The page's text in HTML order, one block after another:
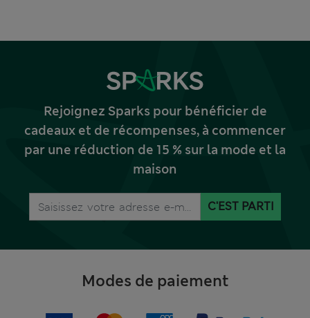
Rejoignez Sparks pour bénéficier de
cadeaux et de récompenses, à commencer
par une réduction de 15 % sur la mode et la
maison
C'EST PARTI
Modes de paiement